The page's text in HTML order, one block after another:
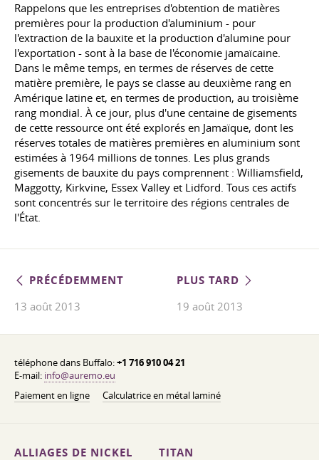
Rappelons que les entreprises d'obtention de matières
premières pour la production d'aluminium - pour
l'extraction de la bauxite et la production d'alumine pour
l'exportation - sont à la base de l'économie jamaïcaine.
Dans le même temps, en termes de réserves de cette
matière première, le pays se classe au deuxième rang en
Amérique latine et, en termes de production, au troisième
rang mondial. À ce jour, plus d'une centaine de gisements
de cette ressource ont été explorés en Jamaïque, dont les
réserves totales de matières premières en aluminium sont
estimées à 1964 millions de tonnes. Les plus grands
gisements de bauxite du pays comprennent : Williamsfield,
Maggotty, Kirkvine, Essex Valley et Lidford. Tous ces actifs
sont concentrés sur le territoire des régions centrales de
l'État.
PRÉCÉDEMMENT
13 août 2013
PLUS TARD
19 août 2013
téléphone dans Buffalo:+1 716 910 04 21
E-mail: info@auremo.eu
Paiement en ligne
Calculatrice en métal laminé
ALLIAGES DE NICKEL TITAN